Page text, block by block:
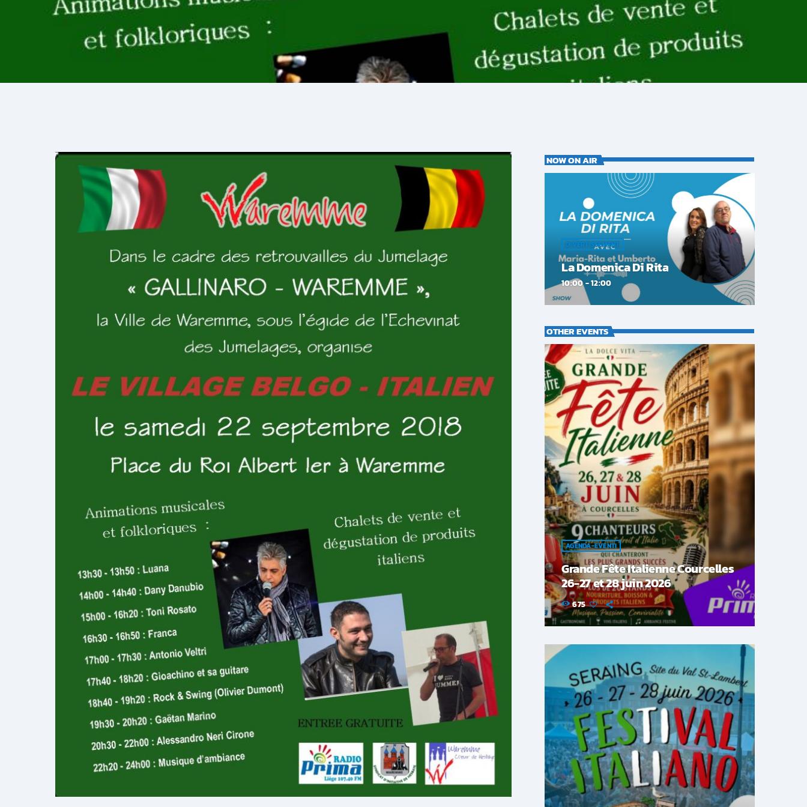
NOW ON AIR
DIVERTISSEMENT
La Domenica Di Rita
10:00 - 12:00
OTHER EVENTS
AGENDA-EVENTI
Grande Fête Italienne Courcelles
26-27 et 28 juin 2026
675